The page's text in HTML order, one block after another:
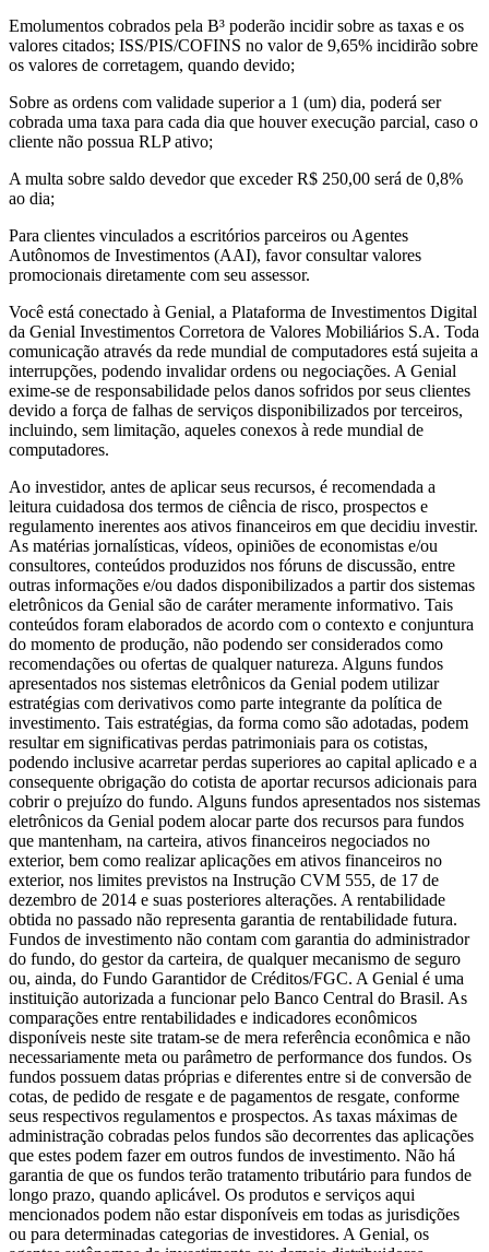
Emolumentos cobrados pela B³ poderão incidir sobre as taxas e os
valores citados; ISS/PIS/COFINS no valor de 9,65% incidirão sobre
os valores de corretagem, quando devido;
Sobre as ordens com validade superior a 1 (um) dia, poderá ser
cobrada uma taxa para cada dia que houver execução parcial, caso o
cliente não possua RLP ativo;
A multa sobre saldo devedor que exceder R$ 250,00 será de 0,8%
ao dia;
Para clientes vinculados a escritórios parceiros ou Agentes
Autônomos de Investimentos (AAI), favor consultar valores
promocionais diretamente com seu assessor.
Você está conectado à Genial, a Plataforma de Investimentos Digital
da Genial Investimentos Corretora de Valores Mobiliários S.A. Toda
comunicação através da rede mundial de computadores está sujeita a
interrupções, podendo invalidar ordens ou negociações. A Genial
exime-se de responsabilidade pelos danos sofridos por seus clientes
devido a força de falhas de serviços disponibilizados por terceiros,
incluindo, sem limitação, aqueles conexos à rede mundial de
computadores.
Ao investidor, antes de aplicar seus recursos, é recomendada a
leitura cuidadosa dos termos de ciência de risco, prospectos e
regulamento inerentes aos ativos financeiros em que decidiu investir.
As matérias jornalísticas, vídeos, opiniões de economistas e/ou
consultores, conteúdos produzidos nos fóruns de discussão, entre
outras informações e/ou dados disponibilizados a partir dos sistemas
eletrônicos da Genial são de caráter meramente informativo. Tais
conteúdos foram elaborados de acordo com o contexto e conjuntura
do momento de produção, não podendo ser considerados como
recomendações ou ofertas de qualquer natureza. Alguns fundos
apresentados nos sistemas eletrônicos da Genial podem utilizar
estratégias com derivativos como parte integrante da política de
investimento. Tais estratégias, da forma como são adotadas, podem
resultar em significativas perdas patrimoniais para os cotistas,
podendo inclusive acarretar perdas superiores ao capital aplicado e a
consequente obrigação do cotista de aportar recursos adicionais para
cobrir o prejuízo do fundo. Alguns fundos apresentados nos sistemas
eletrônicos da Genial podem alocar parte dos recursos para fundos
que mantenham, na carteira, ativos financeiros negociados no
exterior, bem como realizar aplicações em ativos financeiros no
exterior, nos limites previstos na Instrução CVM 555, de 17 de
dezembro de 2014 e suas posteriores alterações. A rentabilidade
obtida no passado não representa garantia de rentabilidade futura.
Fundos de investimento não contam com garantia do administrador
do fundo, do gestor da carteira, de qualquer mecanismo de seguro
ou, ainda, do Fundo Garantidor de Créditos/FGC. A Genial é uma
instituição autorizada a funcionar pelo Banco Central do Brasil. As
comparações entre rentabilidades e indicadores econômicos
disponíveis neste site tratam-se de mera referência econômica e não
necessariamente meta ou parâmetro de performance dos fundos. Os
fundos possuem datas próprias e diferentes entre si de conversão de
cotas, de pedido de resgate e de pagamentos de resgate, conforme
seus respectivos regulamentos e prospectos. As taxas máximas de
administração cobradas pelos fundos são decorrentes das aplicações
que estes podem fazer em outros fundos de investimento. Não há
garantia de que os fundos terão tratamento tributário para fundos de
longo prazo, quando aplicável. Os produtos e serviços aqui
mencionados podem não estar disponíveis em todas as jurisdições
ou para determinadas categorias de investidores. A Genial, os